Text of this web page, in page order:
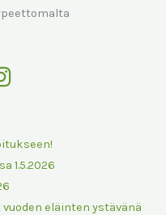
1.5.2026
eläinten ystävänä